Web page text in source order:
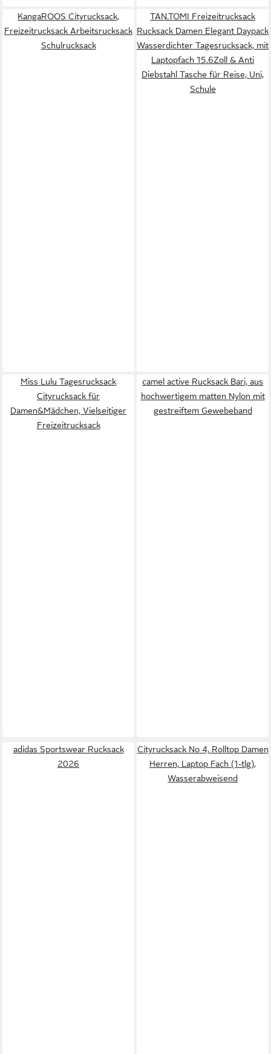
KangaROOS Cityrucksack,
Freizeitrucksack Arbeitsrucksack
Schulrucksack
TAN.TOMI Freizeitrucksack
Rucksack Damen Elegant Daypack
Wasserdichter Tagesrucksack, mit
Laptopfach 15.6Zoll & Anti
Diebstahl Tasche für Reise, Uni,
Schule
Miss Lulu Tagesrucksack
Cityrucksack für
Damen&Mädchen, Vielseitiger
Freizeitrucksack
camel active Rucksack Bari, aus
hochwertigem matten Nylon mit
gestreiftem Gewebeband
adidas Sportswear Rucksack
2026
Cityrucksack No 4, Rolltop Damen
Herren, Laptop Fach (1-tlg),
Wasserabweisend